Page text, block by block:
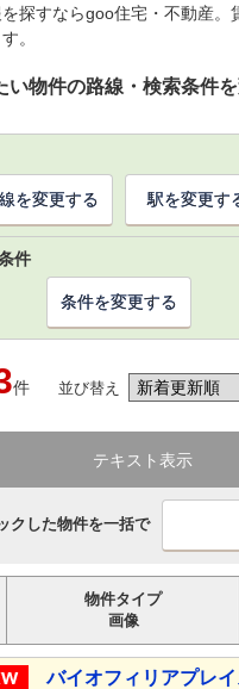
探すならgoo住宅・不動産
。
い物件の路線・検索条件
を変更する 駅を変更す
件
条件を変更する
件 並び替え
テキスト表示
クした物件を一括で
物件タイプ
画像
バイオフィリアプレ